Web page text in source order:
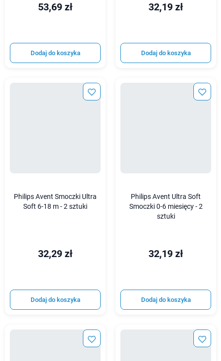
53,69 zł
Dodaj do koszyka
32,19 zł
Dodaj do koszyka
Philips Avent Smoczki Ultra
Soft 6-18 m - 2 sztuki
32,29 zł
Dodaj do koszyka
Philips Avent Ultra Soft
Smoczki 0-6 miesięcy - 2
sztuki
32,19 zł
Dodaj do koszyka